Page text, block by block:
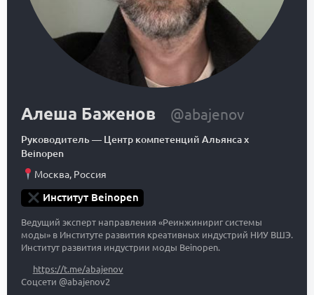
Алеша Баженов @abajenov
Руководитель— Центр компетенций Альянса x
Beinopen
Москва, Россия
Институт Beinopen
Ведущий эксперт направления «Реинжинириг системы
моды» в Институте развития креативных индустрий НИУ ВШЭ.
Институт развития индустрии моды Beinopen.
https://t.me/abajenov
Соцсети @abajenov2